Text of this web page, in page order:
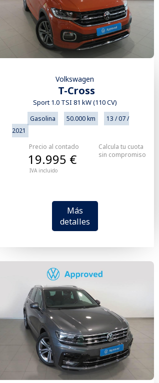
Volkswagen
T-Cross
Sport 1.0 TSI 81 kW (110 CV)
Gasolina 50.000 km
13 / 07 /
2021
Precio al contado
IVA incluido
19.995 €
Más
detalles
Calcula tu cuota
sin compromiso